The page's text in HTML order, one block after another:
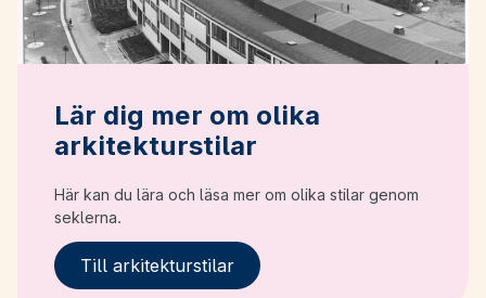
Lär dig mer om olika
arkitekturstilar
Här kan du lära och läsa mer om olika stilar genom
seklerna.
Till arkitekturstilar